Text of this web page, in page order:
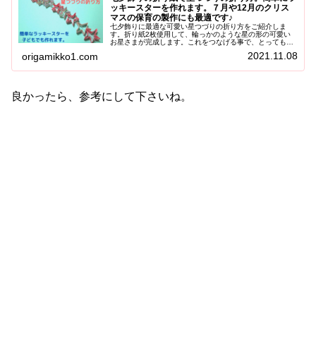
ッキースターを作れます。７月や12月のクリス
マスの保育の製作にも最適です♪
七夕飾りに最適な可愛い星つづりの折り方をご紹介しま
す。折り紙2枚使用して、輪っかのような星の形の可愛い
お星さまが完成します。これをつなげる事で、とってもお
origamikko1.com 2021.11.08
良かったら、参考にして下さいね。